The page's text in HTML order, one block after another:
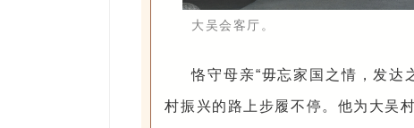
大吴会客厅。
恪守母亲“毋忘家国之情，发达
村振兴的路上步履不停。他为大吴